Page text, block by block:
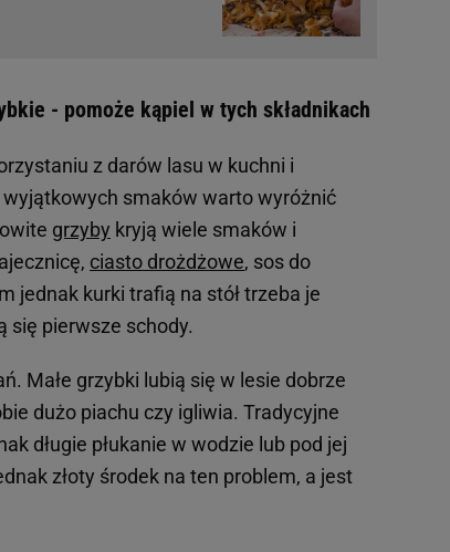
- pomoże kąpiel w tych składnikach
z darów lasu w kuchni i
wyjątkowych smaków warto wyróżnić
grzyby kryją wiele smaków i
ciasto drożdżowe, sos do
jednak kurki trafią na stół trzeba je
się pierwsze schody.
Małe grzybki lubią się w lesie dobrze
dużo piachu czy igliwia. Tradycyjne
długie płukanie w wodzie lub pod jej
złoty środek na ten problem, a jest